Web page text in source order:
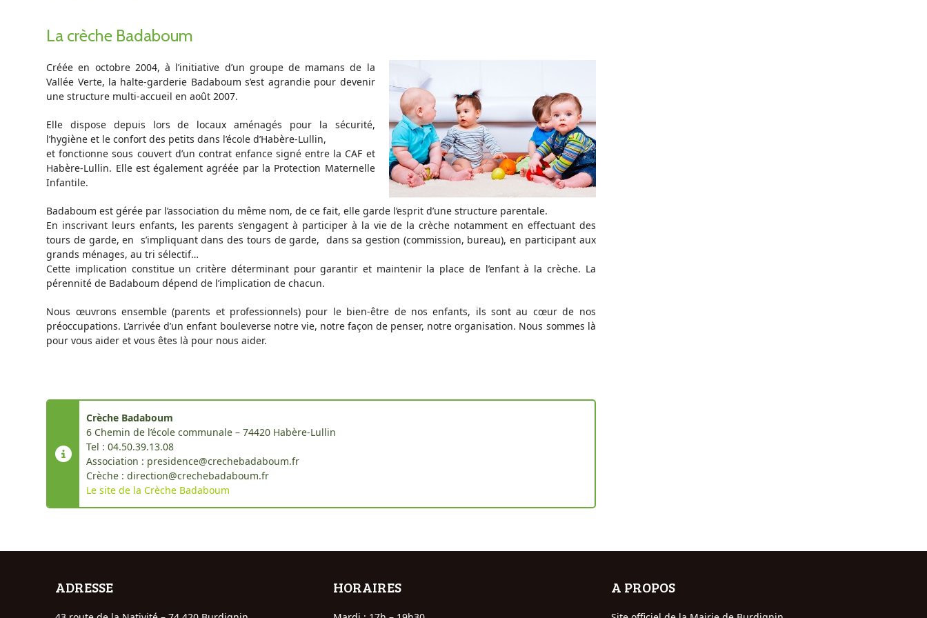
La crèche Badaboum
Créée en octobre 2004, à l’initiative d’un groupe de mamans de la
Vallée Verte, la halte-garderie Badaboum s’est agrandie pour devenir
une structure multi-accueil en août 2007.
Elle dispose depuis lors de locaux aménagés pour la sécurité,
l’hygiène et le confort des petits dans l’école d’Habère-Lullin,
et fonctionne sous couvert d’un contrat enfance signé entre la CAF et
Habère-Lullin. Elle est également agréée par la Protection Maternelle
Infantile.
Badaboum est gérée par l’association du même nom, de ce fait, elle garde l’esprit d’une structure parentale.
En inscrivant leurs enfants, les parents s’engagent à participer à la vie de la crèche notamment en effectuant des
tours de garde, en s’impliquant dans des tours de garde, dans sa gestion (commission, bureau), en participant aux
grands ménages, au tri sélectif…
Cette implication constitue un critère déterminant pour garantir et maintenir la place de l’enfant à la crèche. La
pérennité de Badaboum dépend de l’implication de chacun.
Nous œuvrons ensemble (parents et professionnels) pour le bien-être de nos enfants, ils sont au cœur de nos
préoccupations. L’arrivée d’un enfant bouleverse notre vie, notre façon de penser, notre organisation. Nous sommes là
pour vous aider et vous êtes là pour nous aider.
Crèche Badaboum
6 Chemin de l’école communale – 74420 Habère-Lullin
Tel : 04.50.39.13.08
Association : presidence@crechebadaboum.fr
Crèche : direction@crechebadaboum.fr
Le site de la Crèche Badaboum
ADRESSE HORAIRES A PROPOS